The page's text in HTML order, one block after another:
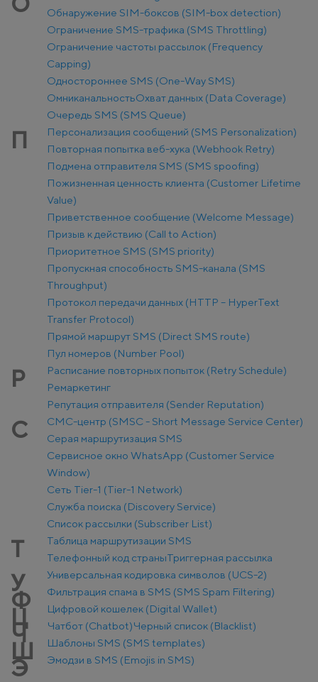
Обнаружение SIM-боксов (SIM-box detection)
Ограничение SMS-трафика (SMS Throttling)
Ограничение частоты рассылок (Frequency
Capping)
Одностороннее SMS (One-Way SMS)
ОмниканальностьОхват данных (Data Coverage)
Очередь SMS (SMS Queue)
П
Персонализация сообщений (SMS Personalization)
Повторная попытка веб-хука (Webhook Retry)
Подмена отправителя SMS (SMS spoofing)
Пожизненная ценность клиента (Customer Lifetime
Value)
Приветственное сообщение (Welcome Message)
Призыв к действию (Call to Action)
Приоритетное SMS (SMS priority)
Пропускная способность SMS-канала (SMS
Throughput)
Протокол передачи данных (HTTP – HyperText
Transfer Protocol)
Прямой маршрут SMS (Direct SMS route)
Пул номеров (Number Pool)
Р
Расписание повторных попыток (Retry Schedule)
Ремаркетинг
Репутация отправителя (Sender Reputation)
С
СМС-центр (SMSC - Short Message Service Center)
Серая маршрутизация SMS
Сервисное окно WhatsApp (Customer Service
Window)
Сеть Tier-1 (Tier-1 Network)
Служба поиска (Discovery Service)
Список рассылки (Subscriber List)
Т
Таблица маршрутизации SMS
Телефонный код страныТриггерная рассылка
У Универсальная кодировка символов (UCS-2)
Ф Фильтрация спама в SMS (SMS Spam Filtering)
Ц Цифровой кошелек (Digital Wallet)
Ч Чатбот (Chatbot)Черный список (Blacklist)
Ш Шаблоны SMS (SMS templates)
Э Эмодзи в SMS (Emojis in SMS)